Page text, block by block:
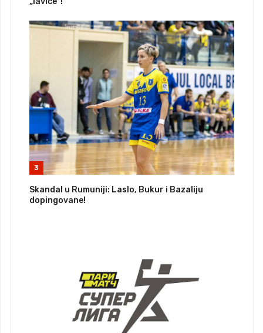
3
Skandal u Rumuniji: Laslo, Bukur i Bazaliju
dopingovane!